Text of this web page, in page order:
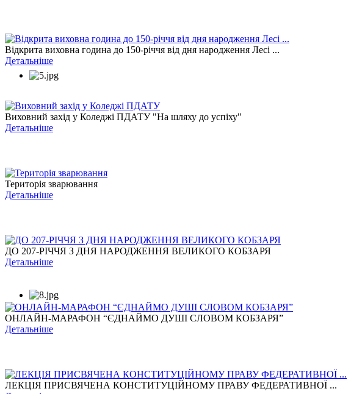
Відкрита виховна година до 150-річчя від дня народження Лесі ...
Детальніше
Виховний захід у Коледжі ПДАТУ "На шляху до успіху"
Детальніше
Територія зварювання
Детальніше
ДО 207-РІЧЧЯ З ДНЯ НАРОДЖЕННЯ ВЕЛИКОГО КОБЗАРЯ
Детальніше
ОНЛАЙН-МАРАФОН “ЄДНАЙМО ДУШІ СЛОВОМ КОБЗАРЯ”
Детальніше
ЛЕКЦІЯ ПРИСВЯЧЕНА КОНСТИТУЦІЙНОМУ ПРАВУ ФЕДЕРАТИВНОЇ ...